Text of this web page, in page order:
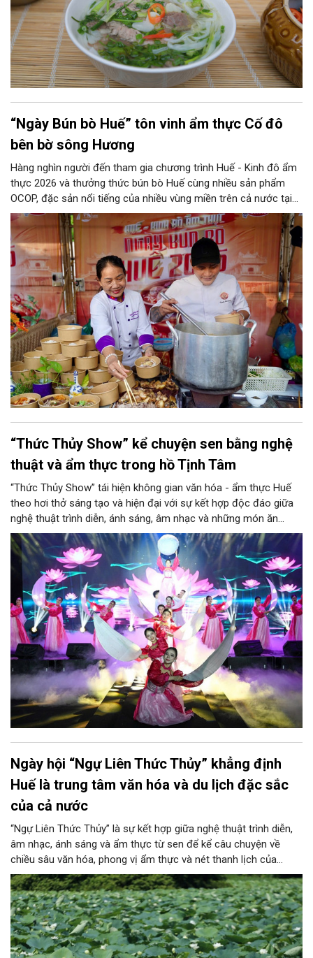
“Ngày Bún bò Huế” tôn vinh ẩm thực Cố đô
bên bờ sông Hương
Hàng nghìn người đến tham gia chương trình Huế - Kinh đô ẩm
thực 2026 và thưởng thức bún bò Huế cùng nhiều sản phẩm
OCOP, đặc sản nổi tiếng của nhiều vùng miền trên cả nước tại
Công viên Thương Bạc (phường Phú Xuân, TP Huế).
“Thức Thủy Show” kể chuyện sen bằng nghệ
thuật và ẩm thực trong hồ Tịnh Tâm
“Thức Thủy Show” tái hiện không gian văn hóa - ẩm thực Huế
theo hơi thở sáng tạo và hiện đại với sự kết hợp độc đáo giữa
nghệ thuật trình diễn, ánh sáng, âm nhạc và những món ăn
được chế biến từ sen.
Ngày hội “Ngự Liên Thức Thủy” khẳng định
Huế là trung tâm văn hóa và du lịch đặc sắc
của cả nước
“Ngự Liên Thức Thủy” là sự kết hợp giữa nghệ thuật trình diễn,
âm nhạc, ánh sáng và ẩm thực từ sen để kể câu chuyện về
chiều sâu văn hóa, phong vị ẩm thực và nét thanh lịch của
người xứ Huế.